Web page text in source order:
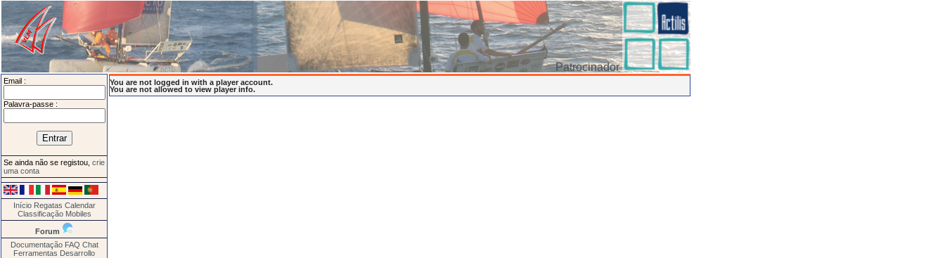
Patrocinador
Email :
Palavra-passe :
Se ainda não se registou, crie
uma conta
Início Regatas Calendar
Classificação Mobiles
Forum
Documentação FAQ Chat
Ferramentas Desarrollo
You are not logged in with a player account.
You are not allowed to view player info.